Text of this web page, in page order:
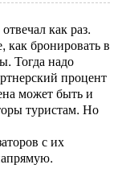
как раз.
как бронировать в
Тогда надо
процент
может быть и
туристам. Но
с их